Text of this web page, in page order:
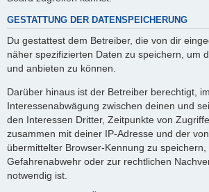
GESTATTUNG DER DATENSPEICHERUNG
Du gestattest dem Betreiber, die von dir
näher spezifizierten Daten zu speichern, um
und anbieten zu können.
Darüber hinaus ist der Betreiber berechtigt,
Interessenabwägung zwischen deinen und
den Interessen Dritter, Zeitpunkte von
zusammen mit deiner IP-Adresse und der
übermittelter Browser-Kennung zu
Gefahrenabwehr oder zur rechtlichen
notwendig ist.